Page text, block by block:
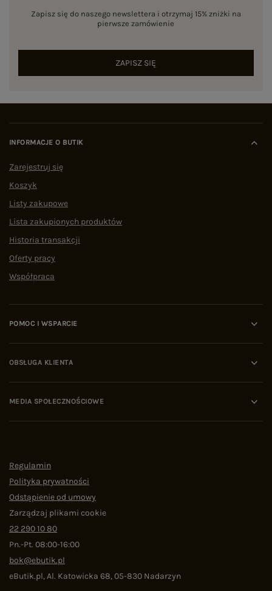
Zapisz się do naszego newslettera i otrzymaj 15% zniżki na
pierwsze zamówienie
ZAPISZ SIĘ
INFORMACJE O BUTIK
Zarejestruj się
Koszyk
Listy zakupowe
Lista zakupionych produktów
Historia transakcji
Oferty pracy
Współpraca
POMOC I WSPARCIE
OBSŁUGA KLIENTA
MEDIA SPOŁECZNOŚCIOWE
Regulamin
Polityka prywatności
Odstąpienie od umowy
Zarządzaj plikami cookie
22 290 10 80
Pn.-Pt. 08:00-16:00
bok@ebutik.pl
eButik.pl,Al. Katowicka 68,05-830 Nadarzyn